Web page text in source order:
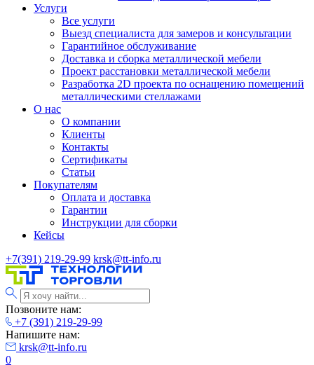
Услуги
Все услуги
Выезд специалиста для замеров и консультации
Гарантийное обслуживание
Доставка и сборка металлической мебели
Проект расстановки металлической мебели
Разработка 2D проекта по оснащению помещений
металлическими стеллажами
О нас
О компании
Клиенты
Контакты
Сертификаты
Статьи
Покупателям
Оплата и доставка
Гарантии
Инструкции для сборки
Кейсы
+7(391) 219-29-99 krsk@tt-info.ru
Позвоните нам:
+7 (391) 219-29-99
Напишите нам:
krsk@tt-info.ru
0